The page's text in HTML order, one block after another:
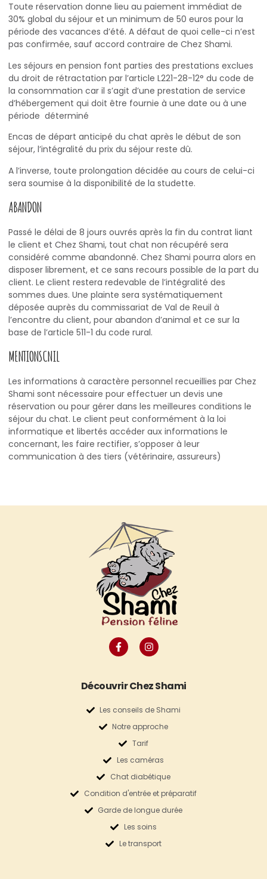
Toute réservation donne lieu au paiement immédiat de
30% global du séjour et un minimum de 50 euros pour la
période des vacances d’été. A défaut de quoi celle-ci n’est
pas confirmée, sauf accord contraire de Chez Shami.
Les séjours en pension font parties des prestations exclues
du droit de rétractation par l’article L221-28-12° du code de
la consommation car il s’agit d’une prestation de service
d’hébergement qui doit être fournie à une date ou à une
période déterminé
Encas de départ anticipé du chat après le début de son
séjour, l’intégralité du prix du séjour reste dû.
A l’inverse, toute prolongation décidée au cours de celui-ci
sera soumise à la disponibilité de la studette.
ABANDON
Passé le délai de 8 jours ouvrés après la fin du contrat liant
le client et Chez Shami, tout chat non récupéré sera
considéré comme abandonné. Chez Shami pourra alors en
disposer librement, et ce sans recours possible de la part du
client. Le client restera redevable de l’intégralité des
sommes dues. Une plainte sera systématiquement
déposée auprès du commissariat de Val de Reuil à
l’encontre du client, pour abandon d’animal et ce sur la
base de l’article 511-1 du code rural.
MENTIONS CNIL
Les informations à caractère personnel recueillies par Chez
Shami sont nécessaire pour effectuer un devis une
réservation ou pour gérer dans les meilleures conditions le
séjour du chat. Le client peut conformément à la loi
informatique et libertés accéder aux informations le
concernant, les faire rectifier, s’opposer à leur
communication à des tiers (vétérinaire, assureurs)
Découvrir Chez Shami
Les conseils de Shami
Notre approche
Tarif
Les caméras
Chat diabétique
Condition d'entrée et préparatif
Garde de longue durée
Les soins
Le transport